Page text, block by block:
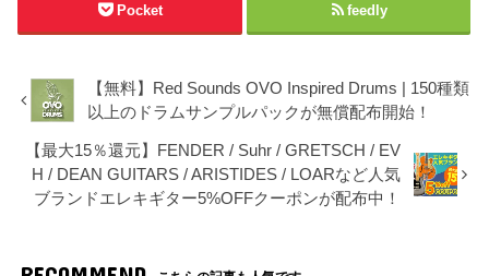
Pocket feedly
【無料】Red Sounds OVO Inspired Drums | 150種類
以上のドラムサンプルパックが無償配布開始！
【最大15％還元】FENDER / Suhr / GRETSCH / EV
H / DEAN GUITARS / ARISTIDES / LOARなど人気
ブランドエレキギター5%OFFクーポンが配布中！